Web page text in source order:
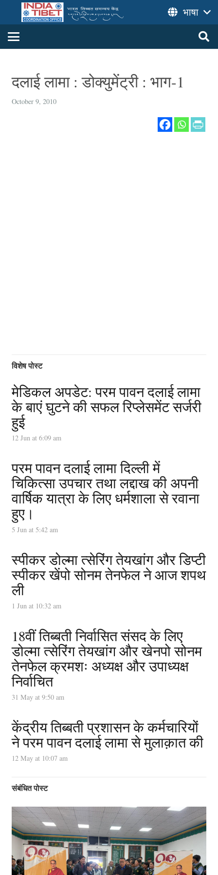
भाषा
दलाई लामा : डोक्युमेंट्री : भाग-1
October 9, 2010
विशेष पोस्ट
मेडिकल अपडेट: परम पावन दलाई लामा
के बाएं घुटने की सफल रिप्लेसमेंट सर्जरी
हुई
12 Jun at 6:09 am
परम पावन दलाई लामा दिल्ली में
चिकित्सा उपचार तथा लद्दाख की अपनी
वार्षिक यात्रा के लिए धर्मशाला से रवाना
हुए।
5 Jun at 5:42 am
स्पीकर डोल्मा त्सेरिंग तेयखांग और डिप्टी
स्पीकर खेंपो सोनम तेनफेल ने आज शपथ
ली
1 Jun at 10:32 am
18वीं तिब्बती निर्वासित संसद के लिए
डोल्मा त्सेरिंग तेयखांग और खेनपो सोनम
तेनफेल क्रमशः अध्यक्ष और उपाध्यक्ष
निर्वाचित
31 May at 9:50 am
केंद्रीय तिब्बती प्रशासन के कर्मचारियों
ने परम पावन दलाई लामा से मुलाक़ात की
12 May at 10:07 am
संबंधित पोस्ट